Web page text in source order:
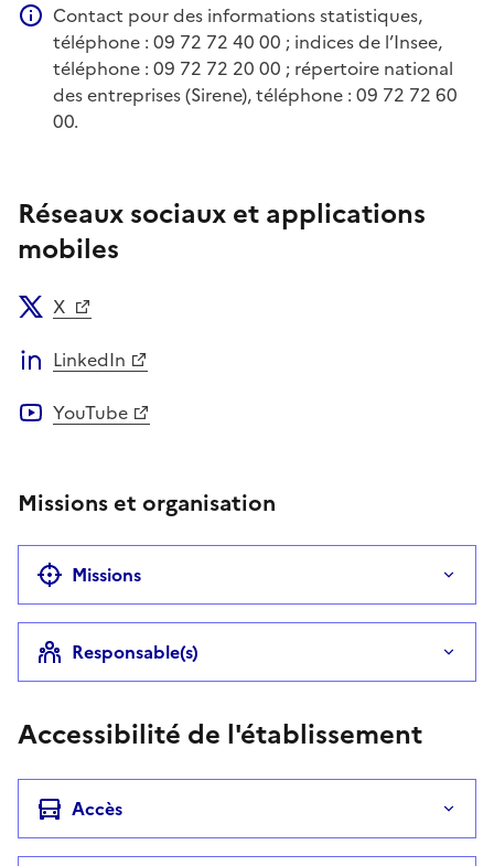
Information complémentaire
Contact pour des informations statistiques,
téléphone : 09 72 72 40 00 ; indices de l’Insee,
téléphone : 09 72 72 20 00 ; répertoire national
des entreprises (Sirene), téléphone : 09 72 72 60
00.
Réseaux sociaux et applications
mobiles
X
LinkedIn
YouTube
Missions et organisation
Missions
Responsable(s)
Accessibilité de l'établissement
Accès